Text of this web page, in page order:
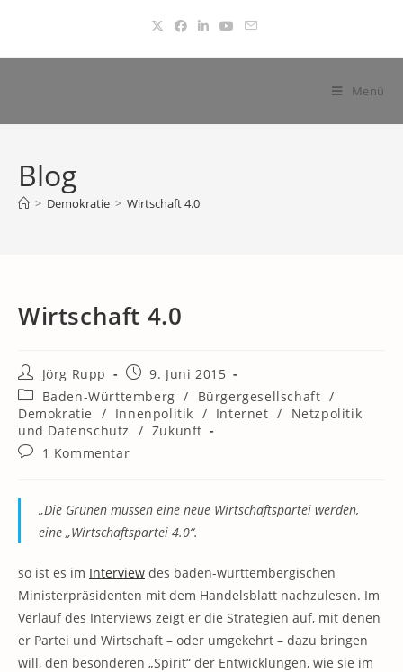
springen
Menü
Blog
> Demokratie > Wirtschaft 4.0
Wirtschaft 4.0
Beitrags-
Autor:
Jörg Rupp
Beitrag
veröffentlicht:
9. Juni 2015
Beitrags-
Kategorie:
Baden-Württemberg / Bürgergesellschaft /
Demokratie
/ Innenpolitik / Internet /
Netzpolitik
und Datenschutz
/ Zukunft
Beitrags-
1 Kommentar
„Die Grünen müssen eine neue Wirtschaftspartei werden,
eine „Wirtschaftspartei 4.0“.
so ist es im Interview des baden-württembergischen
Ministerpräsidenten mit dem Handelsblatt nachzulesen. Im
Verlauf des Interviews zeigt er die Strategien auf, mit denen
er Partei und Wirtschaft – oder umgekehrt – dazu bringen
will, den besonderen „Spirit“ der Entwicklungen, wie sie im